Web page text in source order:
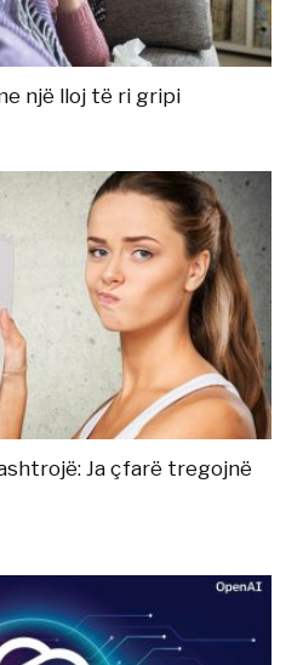
një lloj të ri gripi
Ja çfarë tregojnë